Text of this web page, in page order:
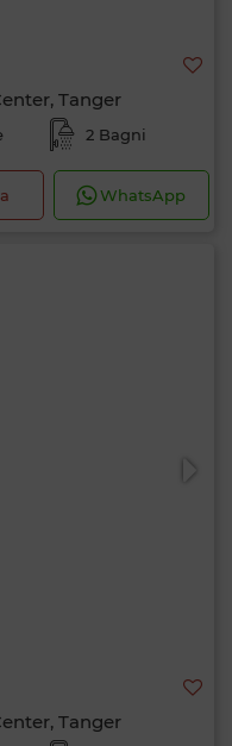
Tanger
2 Bagni
WhatsApp
Tanger